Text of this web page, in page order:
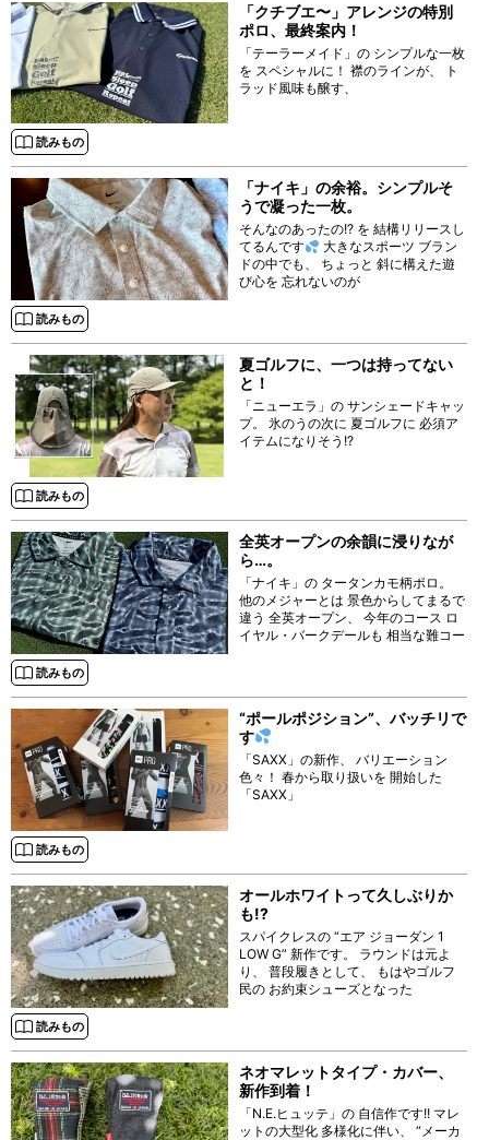
読みもの
「クチブエ〜」アレンジの特別
ポロ、最終案内！
「テーラーメイド」の シンプルな一枚
を スペシャルに！ 襟のラインが、 ト
ラッド風味も醸す、
読みもの
「ナイキ」の余裕。シンプルそ
うで凝った一枚。
そんなのあったの!? を 結構リリースし
てるんです
大きなスポーツ ブラン
ドの中でも、 ちょっと 斜に構えた遊
び心を 忘れないのが
読みもの
夏ゴルフに、一つは持ってない
と！
「ニューエラ」の サンシェードキャッ
プ。 氷のうの次に 夏ゴルフに 必須ア
イテムになりそう!?
読みもの
全英オープンの余韻に浸りなが
ら…。
「ナイキ」の タータンカモ柄ポロ。
他のメジャーとは 景色からしてまるで
違う 全英オープン、 今年のコース ロ
イヤル・バークデールも 相当な難コー
読みもの
“ポールポジション”、バッチリで
す
「SAXX」の新作、 バリエーション
色々！ 春から取り扱いを 開始した
「SAXX」
読みもの
オールホワイトって久しぶりか
も!?
スパイクレスの “エア ジョーダン 1
LOW G” 新作です。 ラウンドは元よ
り、 普段履きとして、 もはやゴルフ
民の お約束シューズとなった
ネオマレットタイプ・カバー、
新作到着！
「N.E.ヒュッテ」の 自信作です!! マレ
ットの大型化 多様化に伴い、 “メーカ